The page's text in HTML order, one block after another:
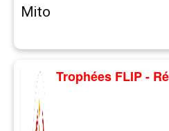
Mito
Trophées FLIP -